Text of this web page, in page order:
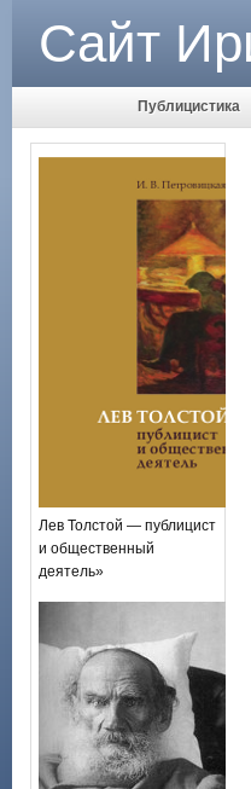
Сайт
Публицистика
Лев Толстой — публицист
и общественный
деятель»